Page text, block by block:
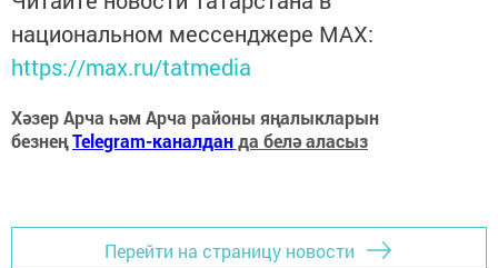
национальном мессенджере MАХ:
https://max.ru/tatmedia
Хәзер Арча һәм Арча районы яңалыкларын
безнеңTelegram-каналданда белә аласыз
Перейти на страницу новости